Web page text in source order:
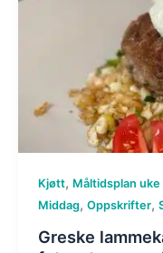
Kjøtt, Måltidsplan
Middag, Oppskrifter,
Greske